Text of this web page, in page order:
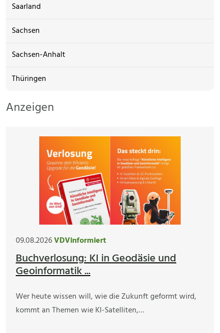
Saarland
Sachsen
Sachsen-Anhalt
Thüringen
Anzeigen
09.08.2026VDVinformiert
Buchverlosung: KI in Geodäsie und
Geoinformatik ...
Wer heute wissen will, wie die Zukunft geformt wird,
kommt an Themen wie KI-Satelliten,…